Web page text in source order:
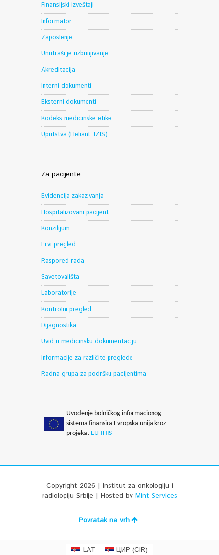
Finansijski izveštaji
Informator
Zaposlenje
Unutrašnje uzbunjivanje
Akreditacija
Interni dokumenti
Eksterni dokumenti
Kodeks medicinske etike
Uputstva (Heliant, IZIS)
Za pacijente
Evidencija zakazivanja
Hospitalizovani pacijenti
Konzilijum
Prvi pregled
Raspored rada
Savetovališta
Laboratorije
Kontrolni pregled
Dijagnostika
Uvid u medicinsku dokumentaciju
Informacije za različite preglede
Radna grupa za podršku pacijentima
Uvođenje bolničkog informacionog
sistema finansira Evropska unija kroz
projekat EU-IHIS
Copyright 2026 | Institut za onkologiju i
radiologiju Srbije | Hosted by Mint Services
Povratak na vrh
LAT ЦИР (CIR)